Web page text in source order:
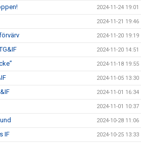
2024-11-24 19:01
2024-11-21 19:46
2024-11-20 19:19
2024-11-20 14:51
2024-11-18 19:55
2024-11-05 13:30
2024-11-01 16:34
2024-11-01 10:37
2024-10-28 11:06
IF 2024-10-25 13:33